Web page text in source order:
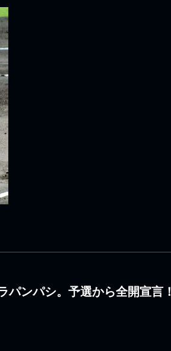
パンパシ。予選から全開宣言！